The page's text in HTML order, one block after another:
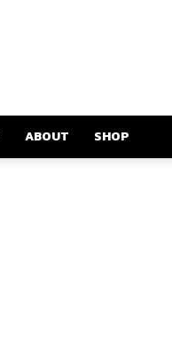
ABOUT SHOP